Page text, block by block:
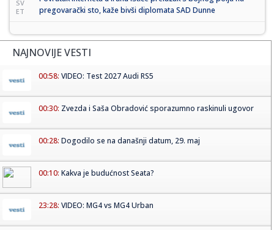
SV
ET
pregovarački sto, kaže bivši diplomata SAD Dunne
NAJNOVIJE VESTI
00:58: VIDEO: Test 2027 Audi RS5
00:30: Zvezda i Saša Obradović sporazumno raskinuli ugovor
00:28: Dogodilo se na današnji datum, 29. maj
00:10: Kakva je budućnost Seata?
23:28: VIDEO: MG4 vs MG4 Urban